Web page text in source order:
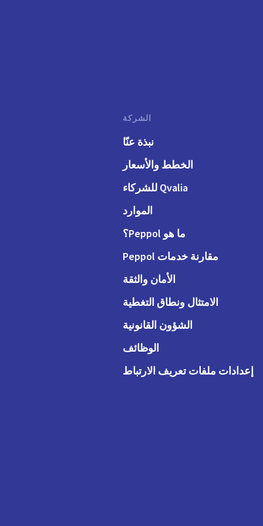
الشركة
نبذة عنّا
الخطط والأسعار
Qvalia للشركاء
الموارد
ما هو Peppol؟
مقارنة خدمات Peppol
الأمان والثقة
الامتثال ونطاق التغطية
الشؤون القانونية
الوظائف
إعدادات ملفات تعريف الارتباط